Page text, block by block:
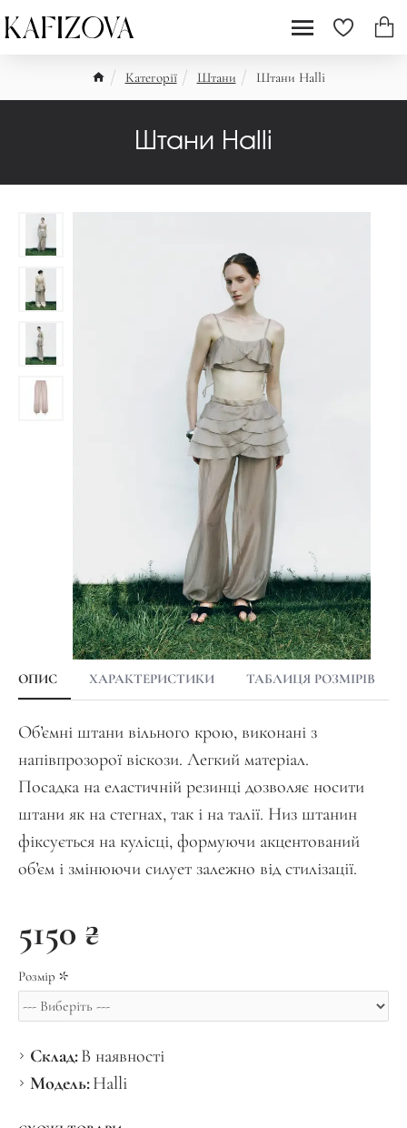
Категорії Штани Штани Halli
Штани Halli
ОПИС ХАРАКТЕРИСТИКИ ТАБЛИЦЯ РОЗМІРІВ
Обʼємні штани вільного крою, виконані з
напівпрозорої віскози. Легкий матеріал.
Посадка на еластичній резинці дозволяє носити
штани як на стегнах, так і на талії. Низ штанин
фіксується на кулісці, формуючи акцентований
обʼєм і змінюючи силует залежно від стилізації.
Склад:В наявності
Модель:Halli
5150 ₴
Розмір